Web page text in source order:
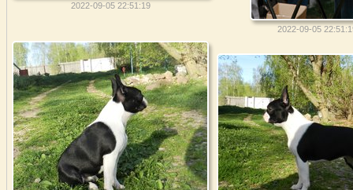
2022-09-05 22:51:19
2022-09-05